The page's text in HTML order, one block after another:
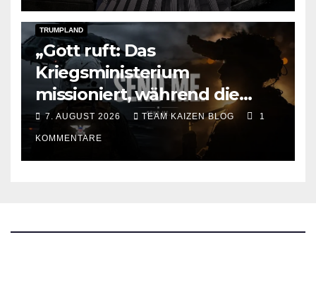
KAIZEN FLASHPOINT TOPSTORY
TRUMPLAND
„Gott ruft: Das
Kriegsministerium
missioniert, während die
Raketen ausgehen“
7. AUGUST 2026 TEAM KAIZEN BLOG 1
KOMMENTARE